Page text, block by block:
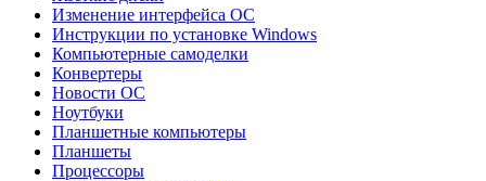
Изменение интерфейса ОС
Инструкции по установке Windows
Компьютерные самоделки
Конвертеры
Новости ОС
Ноутбуки
Планшетные компьютеры
Планшеты
Процессоры